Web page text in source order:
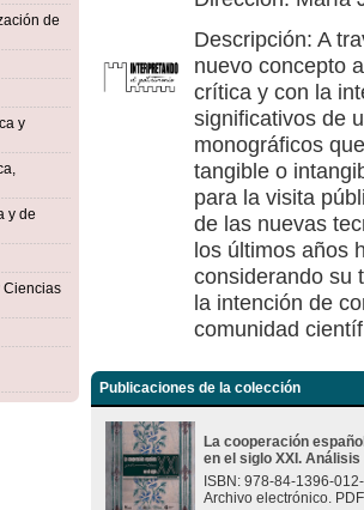
de
y
y de
Ciencias
Descripción: A
nuevo concepto
crítica y con la
significativos de
monográficos
tangible o
para la visita
de las nuevas
los últimos años
considerando su
la intención de
comunidad
Publicaciones de la colección
La cooperación
en el siglo XXI.
ISBN: 978-84-1396-
Archivo electrónico.